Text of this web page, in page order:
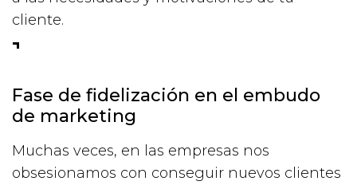
cliente.
Fase de fidelización en el embudo
de marketing
Muchas veces, en las empresas nos
obsesionamos con conseguir nuevos clientes